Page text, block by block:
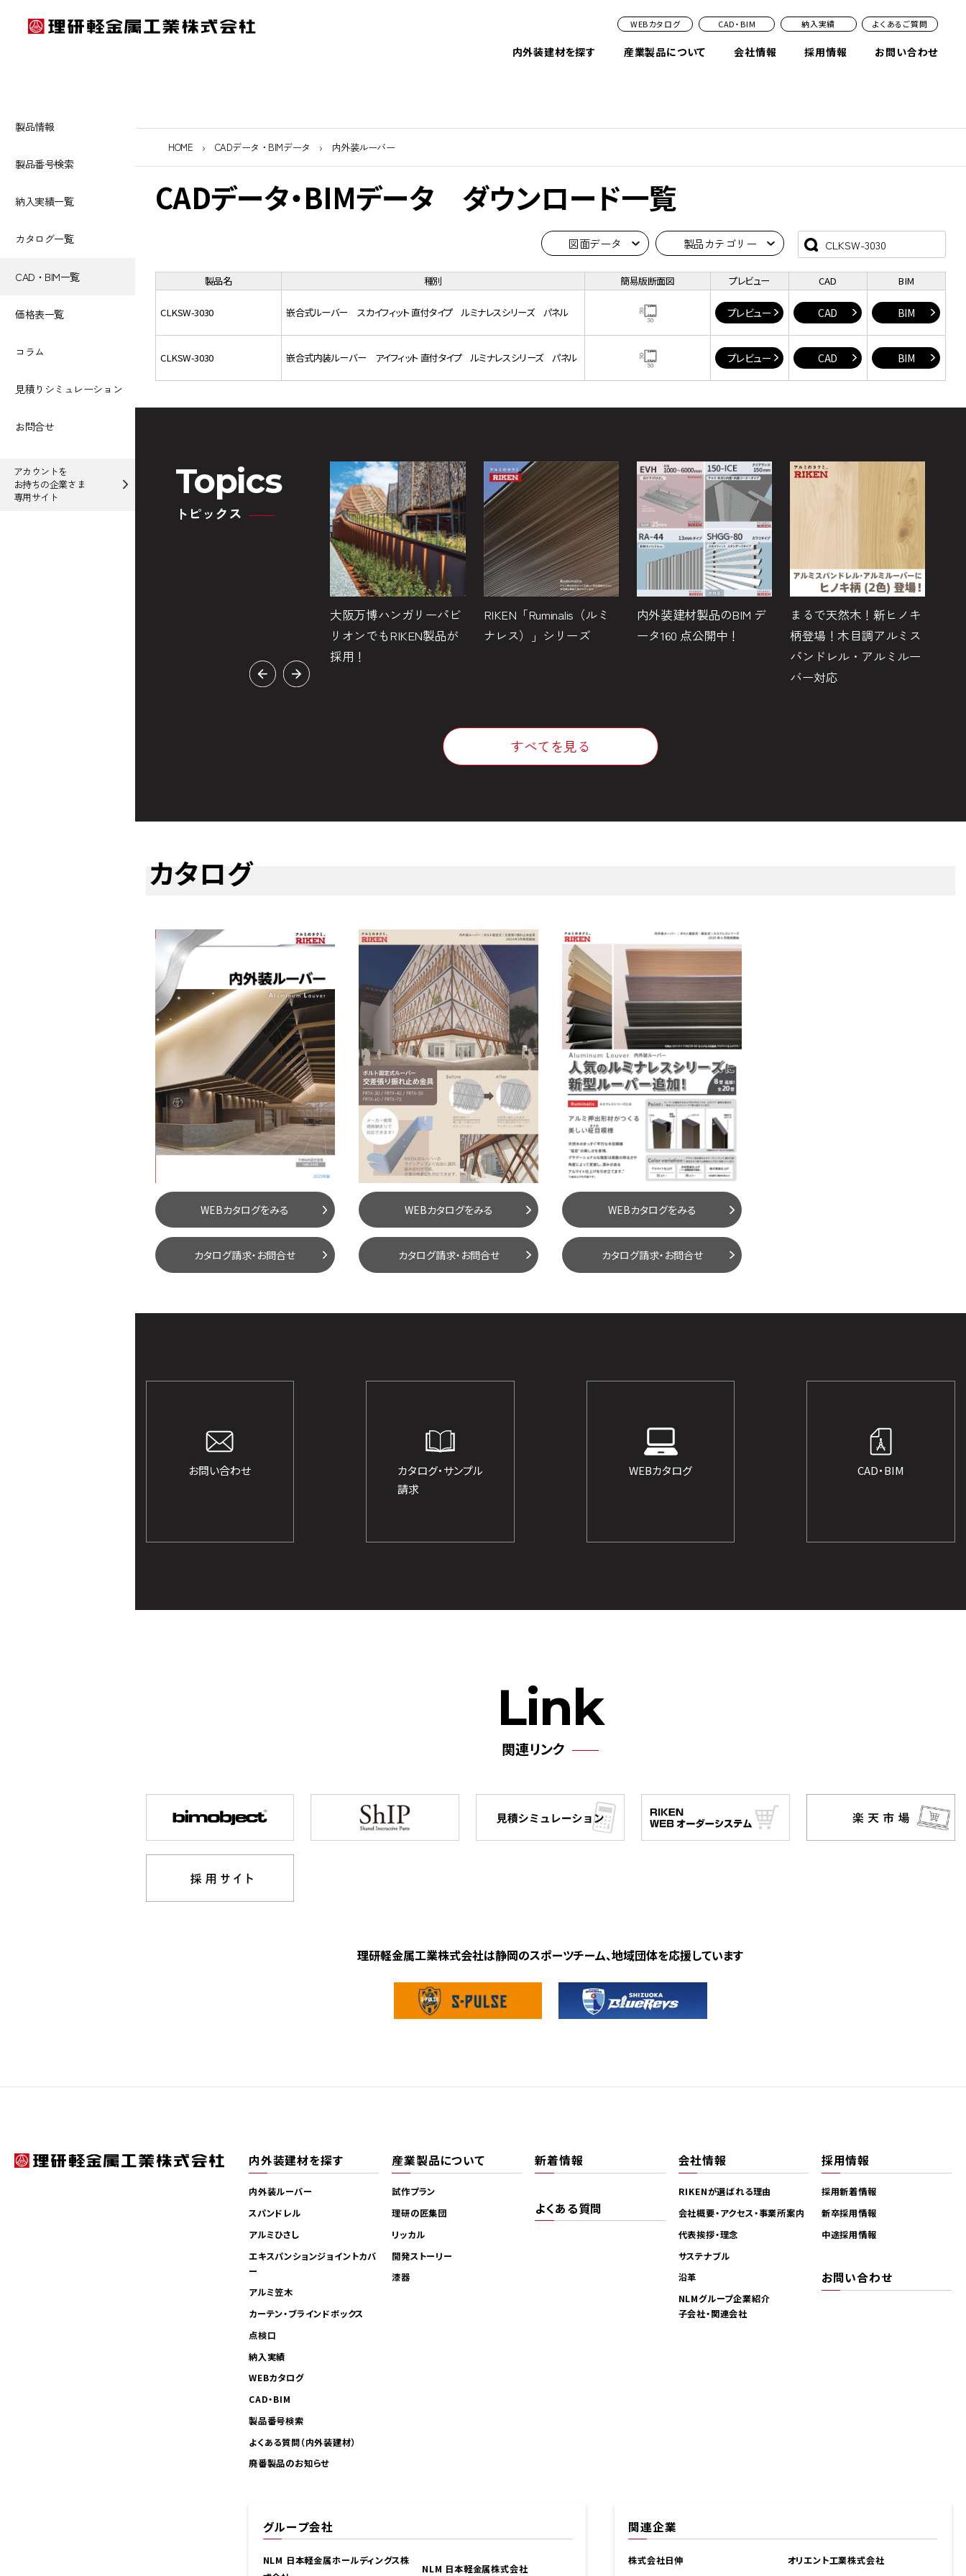
内外装建材を探す 産業製品について 会社情報 採用情報 お問い合わせ
WEBカタログ CAD・BIM 納入実績 よくあるご質問
製品情報
製品番号検索
納入実績一覧
カタログ一覧
CAD・BIM一覧
価格表一覧
コラム
見積りシミュレーション
お問合せ
アカウントを
お持ちの企業さま
専用サイト
HOME CADデータ・BIMデータ 内外装ルーバー
CADデータ・BIMデータ ダウンロード一覧
図面データ 製品カテゴリー
製品名 種別 簡易版断面図 プレビュー CAD BIM
CLKSW-3030 嵌合式ルーバー スカイフィット 直付タイプ ルミナレスシリーズ パネル プレビュー CAD BIM
CLKSW-3030 嵌合式内装ルーバー アイフィット 直付タイプ ルミナレスシリーズ パネル プレビュー CAD BIM
Topics
トピックス
大阪万博ハンガリーパビ
リオンでもRIKEN製品が
採用！
RIKEN「Ruminalis（ルミ
ナレス）」シリーズ
内外装建材製品のBIM デ
ータ160 点公開中！
まるで天然木！新ヒノキ
柄登場！木目調アルミス
パンドレル・アルミルー
バー対応
すべてを見る
カタログ
WEBカタログをみる
カタログ請求・お問合せ
WEBカタログをみる
カタログ請求・お問合せ
WEBカタログをみる
カタログ請求・お問合せ
お問い合わせ
カタログ・サンプル
請求
WEBカタログ CAD・BIM
Link
関連リンク
理研軽金属工業株式会社は静岡のスポーツチーム、地域団体を応援しています
内外装建材を探す
内外装ルーバー
スパンドレル
アルミひさし
エキスパンションジョイントカバ
ー
アルミ笠木
カーテン・ブラインドボックス
点検口
納入実績
WEBカタログ
CAD・BIM
製品番号検索
よくある質問（内外装建材）
廃番製品のお知らせ
産業製品について
試作プラン
理研の匠集団
リッカル
開発ストーリー
漆器
新着情報
よくある質問
会社情報
RIKENが選ばれる理由
会社概要・アクセス・事業所案内
代表挨拶・理念
サステナブル
沿革
NLMグループ企業紹介
子会社・関連会社
採用情報
採用新着情報
新卒採用情報
中途採用情報
お問い合わせ
グループ会社
NLM 日本軽金属ホールディングス株
NLM 日本軽金属株式会社
関連企業
株式会社日伸 オリエント工業株式会社